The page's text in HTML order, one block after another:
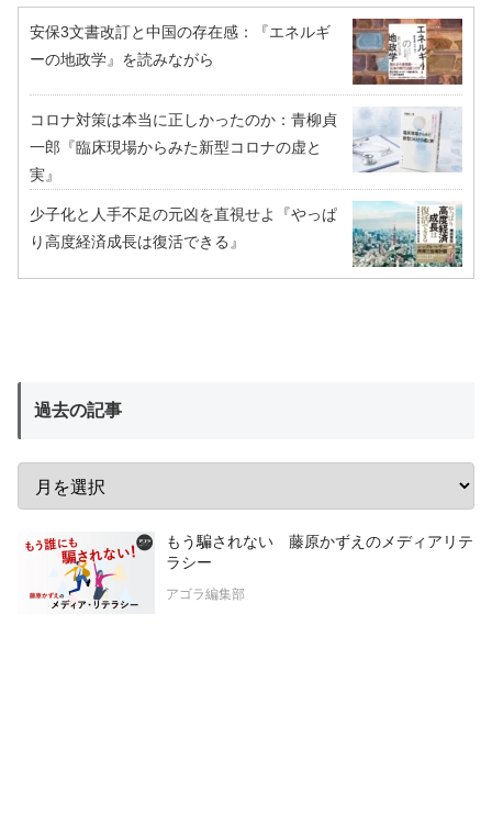
安保3文書改訂と中国の存在感：『エネルギ
ーの地政学』を読みながら
コロナ対策は本当に正しかったのか：青柳貞
一郎『臨床現場からみた新型コロナの虚と
実』
少子化と人手不足の元凶を直視せよ『やっぱ
り高度経済成長は復活できる』
過去の記事
もう騙されない 藤原かずえのメディアリテ
ラシー
アゴラ編集部